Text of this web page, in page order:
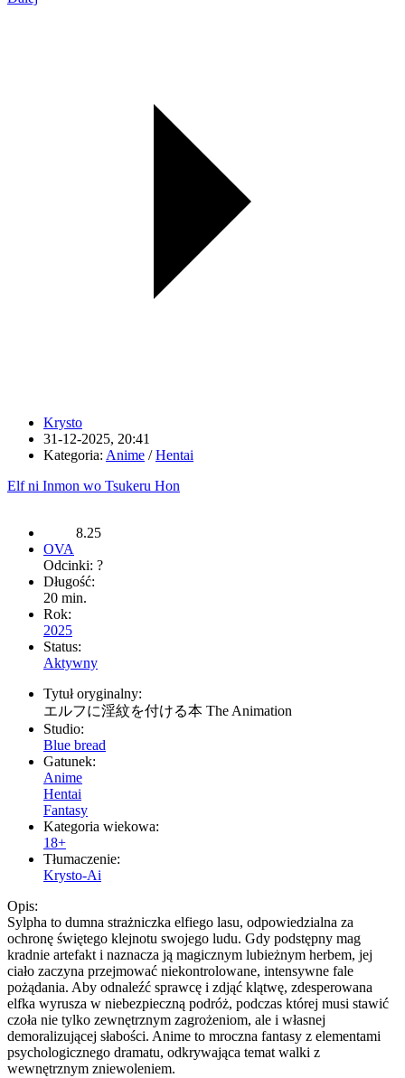
Krysto
31-12-2025, 20:41
Kategoria: Anime /Hentai
Elf ni Inmon wo Tsukeru Hon
8.25
OVA
Odcinki: ?
Długość:
20 min.
Rok:
2025
Status:
Aktywny
Tytuł oryginalny:
エルフに淫紋を付ける本 The Animation
Studio:
Blue bread
Gatunek:
Anime
Hentai
Fantasy
Kategoria wiekowa:
18+
Tłumaczenie:
Krysto-Ai
Opis:
Sylpha to dumna strażniczka elfiego lasu, odpowiedzialna za
ochronę świętego klejnotu swojego ludu. Gdy podstępny mag
kradnie artefakt i naznacza ją magicznym lubieżnym herbem, jej
ciało zaczyna przejmować niekontrolowane, intensywne fale
pożądania. Aby odnaleźć sprawcę i zdjąć klątwę, zdesperowana
elfka wyrusza w niebezpieczną podróż, podczas której musi stawić
czoła nie tylko zewnętrznym zagrożeniom, ale i własnej
demoralizującej słabości. Anime to mroczna fantasy z elementami
psychologicznego dramatu, odkrywająca temat walki z
wewnętrznym zniewoleniem.